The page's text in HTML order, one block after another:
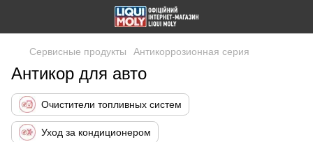
Сервисные продукты Антикоррозионная серия
Антикор для авто
Очистители топливных систем
Уход за кондиционером